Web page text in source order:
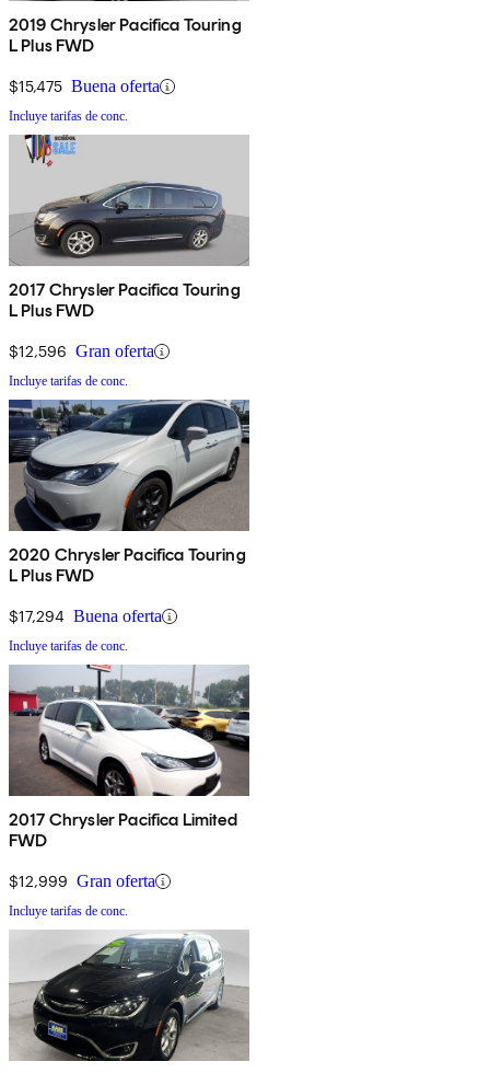
2019 Chrysler Pacifica Touring
L Plus FWD
$15,475 Buena oferta
Incluye tarifas de conc.
2017 Chrysler Pacifica Touring
L Plus FWD
$12,596 Gran oferta
Incluye tarifas de conc.
2020 Chrysler Pacifica Touring
L Plus FWD
$17,294 Buena oferta
Incluye tarifas de conc.
2017 Chrysler Pacifica Limited
FWD
$12,999 Gran oferta
Incluye tarifas de conc.